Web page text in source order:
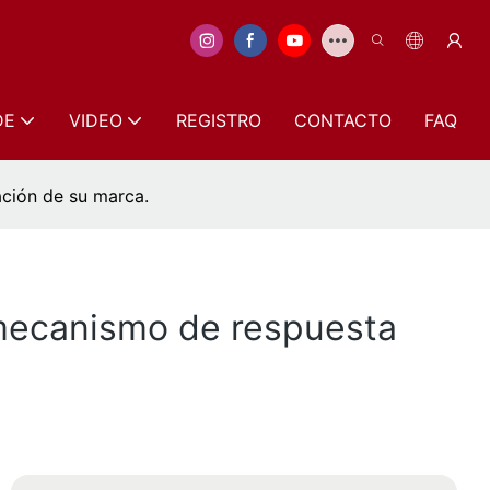
VIDEO REGISTRO CONTACTO FAQ
de su marca.
de respuesta